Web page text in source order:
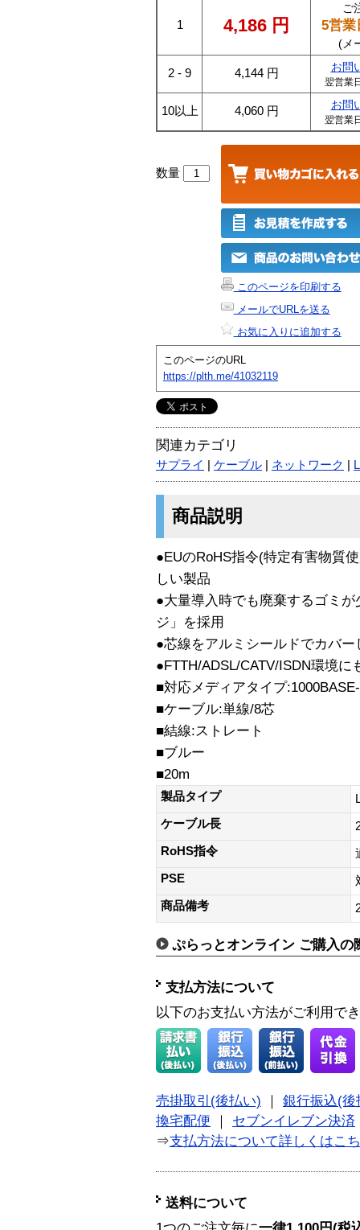
1 4,186 円
ご
5営業
(メ
2 - 9 4,144 円 お問
翌営業
10以上 4,060 円 お問
翌営業
数量
このページを印刷する
メールでURLを送る
お気に入りに追加する
このページのURL
https://plth.me/41032119
関連カテゴリ
サプライ ケーブル ネットワーク
商品説明
●EUのRoHS指令(特定有害物質
しい製品
●大量導入時でも廃棄するゴミ
ジ」を採用
●芯線をアルミシールドでカバ
●FTTH/ADSL/CATV/ISDN環境に
■対応メディアタイプ
■ケーブル:単線/8芯
■結線:ストレート
■ブルー
■20m
製品タイプ
ケーブル長
RoHS指令
PSE
商品備考
ぷらっとオンライン ご購入の
支払方法について
以下のお支払い方法がご利用で
売掛取引(後払い)
銀行振込(後
換宅配便
セブンイレブン決済
⇒支払方法について詳しくはこ
送料について